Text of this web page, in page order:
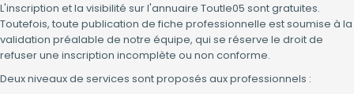
L'inscription et la visibilité sur l'annuaire Toutle05 sont gratuites.
Toutefois, toute publication de fiche professionnelle est soumise à la
validation préalable de notre équipe, qui se réserve le droit de
refuser une inscription incomplète ou non conforme.
Deux niveaux de services sont proposés aux professionnels :